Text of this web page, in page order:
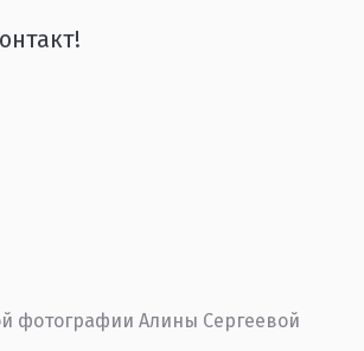
фотографии Алины Сергеевой